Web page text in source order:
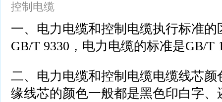
控制电缆
一、电力电缆和控制电缆执行标准
GB/T 9330，电力电缆的标准是GB/T
二、电力电缆和控制电缆电缆线芯
缘线芯的颜色一般都是黑色印白字